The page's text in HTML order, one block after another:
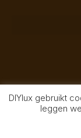
© Gopherit 2026 —
Gopherit en een
DIYlux gebruikt
leggen